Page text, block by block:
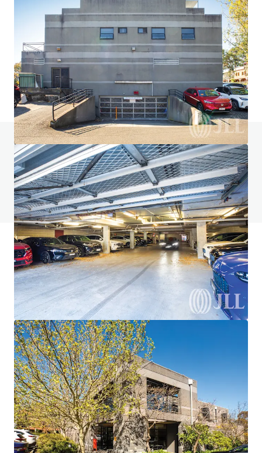
ALDI St Kilda
133-135 Inkerman Street, St Kilda, VIC, 3182, AU
1 449 m²
Commerce
Vous avez des questions ? Consultez notre
page FAQ
Voir la page FAQ
Financement JLL
Nous nous associons aux investisseurs pour structurer un
financement plus intelligent et optimiser la performance
de leur portefeuille. Contactez notre équipe pour découvrir
une meilleure voie à suivre.
En savoir plus
Dernière mise à jourMar 26, 2026